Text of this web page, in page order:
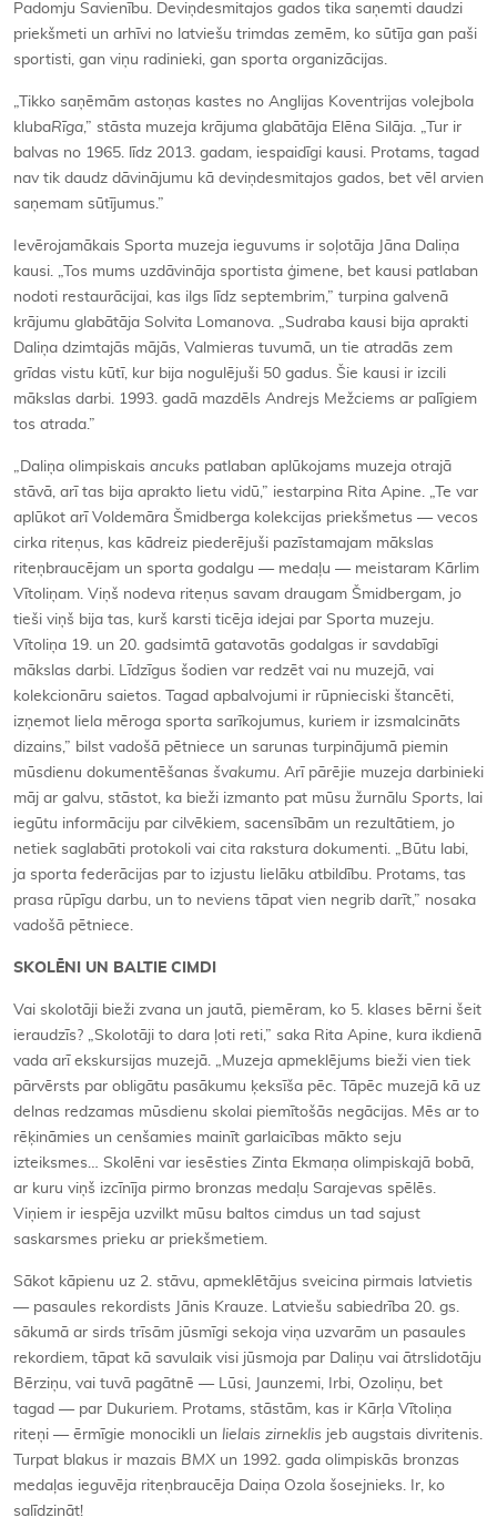
Padomju Savienību. Deviņdesmitajos gados tika saņemti daudzi
priekšmeti un arhīvi no latviešu trimdas zemēm, ko sūtīja gan paši
sportisti, gan viņu radinieki, gan sporta organizācijas.
„Tikko saņēmām astoņas kastes no Anglijas Koventrijas volejbola
klubaRīga,” stāsta muzeja krājuma glabātāja Elēna Silāja. „Tur ir
balvas no 1965. līdz 2013. gadam, iespaidīgi kausi. Protams, tagad
nav tik daudz dāvinājumu kā deviņdesmitajos gados, bet vēl arvien
saņemam sūtījumus.”
Ievērojamākais Sporta muzeja ieguvums ir soļotāja Jāna Daliņa
kausi. „Tos mums uzdāvināja sportista ģimene, bet kausi patlaban
nodoti restaurācijai, kas ilgs līdz septembrim,” turpina galvenā
krājumu glabātāja Solvita Lomanova. „Sudraba kausi bija aprakti
Daliņa dzimtajās mājās, Valmieras tuvumā, un tie atradās zem
grīdas vistu kūtī, kur bija nogulējuši 50 gadus. Šie kausi ir izcili
mākslas darbi. 1993. gadā mazdēls Andrejs Mežciems ar palīgiem
tos atrada.”
„Daliņa olimpiskais ancuks patlaban aplūkojams muzeja otrajā
stāvā, arī tas bija aprakto lietu vidū,” iestarpina Rita Apine. „Te var
aplūkot arī Voldemāra Šmidberga kolekcijas priekšmetus — vecos
cirka riteņus, kas kādreiz piederējuši pazīstamajam mākslas
riteņbraucējam un sporta godalgu — medaļu — meistaram Kārlim
Vītoliņam. Viņš nodeva riteņus savam draugam Šmidbergam, jo
tieši viņš bija tas, kurš karsti ticēja idejai par Sporta muzeju.
Vītoliņa 19. un 20. gadsimtā gatavotās godalgas ir savdabīgi
mākslas darbi. Līdzīgus šodien var redzēt vai nu muzejā, vai
kolekcionāru saietos. Tagad apbalvojumi ir rūpnieciski štancēti,
izņemot liela mēroga sporta sarīkojumus, kuriem ir izsmalcināts
dizains,” bilst vadošā pētniece un sarunas turpinājumā piemin
mūsdienu dokumentēšanas švakumu. Arī pārējie muzeja darbinieki
māj ar galvu, stāstot, ka bieži izmanto pat mūsu žurnālu Sports, lai
iegūtu informāciju par cilvēkiem, sacensībām un rezultātiem, jo
netiek saglabāti protokoli vai cita rakstura dokumenti. „Būtu labi,
ja sporta federācijas par to izjustu lielāku atbildību. Protams, tas
prasa rūpīgu darbu, un to neviens tāpat vien negrib darīt,” nosaka
vadošā pētniece.
SKOLĒNI UN BALTIE CIMDI
Vai skolotāji bieži zvana un jautā, piemēram, ko 5. klases bērni šeit
ieraudzīs? „Skolotāji to dara ļoti reti,” saka Rita Apine, kura ikdienā
vada arī ekskursijas muzejā. „Muzeja apmeklējums bieži vien tiek
pārvērsts par obligātu pasākumu ķeksīša pēc. Tāpēc muzejā kā uz
delnas redzamas mūsdienu skolai piemītošās negācijas. Mēs ar to
rēķināmies un cenšamies mainīt garlaicības mākto seju
izteiksmes… Skolēni var iesēsties Zinta Ekmaņa olimpiskajā bobā,
ar kuru viņš izcīnīja pirmo bronzas medaļu Sarajevas spēlēs.
Viņiem ir iespēja uzvilkt mūsu baltos cimdus un tad sajust
saskarsmes prieku ar priekšmetiem.
Sākot kāpienu uz 2. stāvu, apmeklētājus sveicina pirmais latvietis
— pasaules rekordists Jānis Krauze. Latviešu sabiedrība 20. gs.
sākumā ar sirds trīsām jūsmīgi sekoja viņa uzvarām un pasaules
rekordiem, tāpat kā savulaik visi jūsmoja par Daliņu vai ātrslidotāju
Bērziņu, vai tuvā pagātnē — Lūsi, Jaunzemi, Irbi, Ozoliņu, bet
tagad — par Dukuriem. Protams, stāstām, kas ir Kārļa Vītoliņa
riteņi — ērmīgie monocikli un lielais zirneklis jeb augstais divritenis.
Turpat blakus ir mazais BMX un 1992. gada olimpiskās bronzas
medaļas ieguvēja riteņbraucēja Daiņa Ozola šosejnieks. Ir, ko
salīdzināt!